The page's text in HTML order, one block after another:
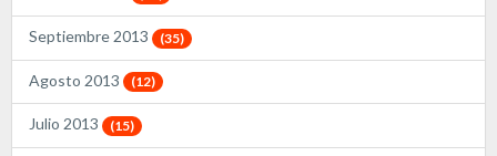
Septiembre 2013 (35)
Agosto 2013 (12)
Julio 2013 (15)